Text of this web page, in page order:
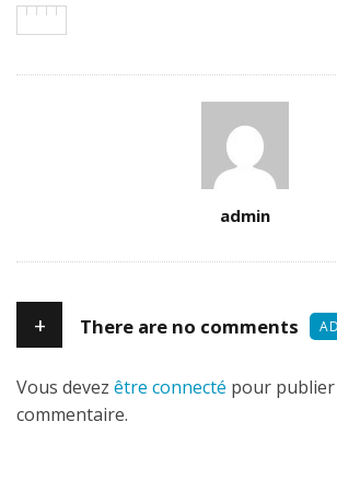
admin
+ There are no comments
Vous devez être connecté pour
commentaire.